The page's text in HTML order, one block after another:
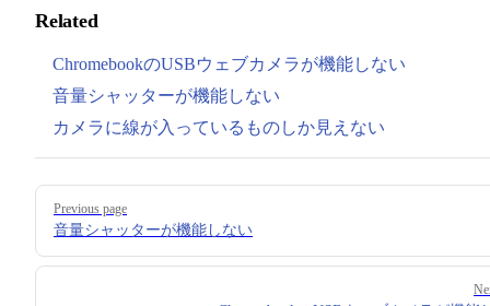
Related
ChromebookのUSBウェブカメラが機能しない
音量シャッターが機能しない
カメラに線が入っているものしか見えない
Pager
Previous page
音量シャッターが機能しない